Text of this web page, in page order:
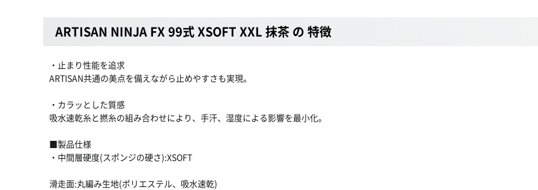
ARTISAN NINJA FX 99式 XSOFT XXL 抹茶 の 特徴
・止まり性能を追求
ARTISAN共通の美点を備えながら止めやすさも実現。
・カラッとした質感
吸水速乾糸と撚糸の組み合わせにより、手汗、湿度による影響を最小化。
■製品仕様
・中間層硬度(スポンジの硬さ):XSOFT
滑走面:丸編み生地(ポリエステル、吸水速乾)